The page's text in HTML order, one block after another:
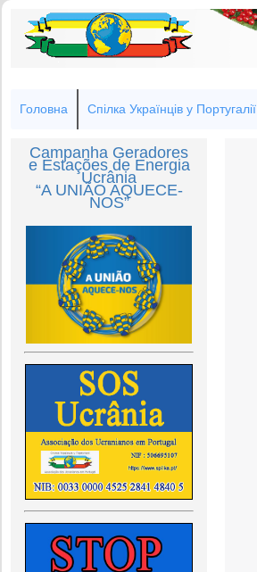
Головна Спілка Українців у Португалії
Campanha Geradores
e Estações de Energia
Ucrânia
“A UNIÃO AQUECE-
NOS”